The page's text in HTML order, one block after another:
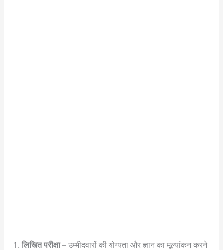
लिखित परीक्षा– उम्मीदवारों की योग्यता और ज्ञान का मूल्यांकन करने